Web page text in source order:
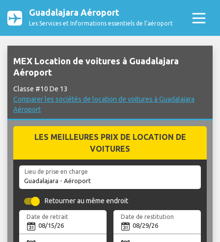
Guadalajara Aéroport
Les Services et Informations essentiels de l’aéroport
MEX Location de voitures à Guadalajara
Aéroport
Classe #10 De 13
Comparer les sociétés de location de voitures à Guadalajara
Aéroport
LES MEILLEURES PRIX DE LOCATION DE
VOITURES
Lieu de prise en charge
Retourner au même endroit
Date de retrait Date de restitution